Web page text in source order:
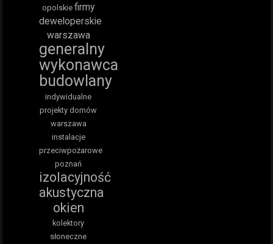
opolskie firmy
deweloperskie
warszawa
generalny
wykonawca
budowlany
indywidualne
projekty domów
warszawa
instalacje
przeciwpożarowe
poznań
izolacyjność
akustyczna
okien
kolektory
słoneczne